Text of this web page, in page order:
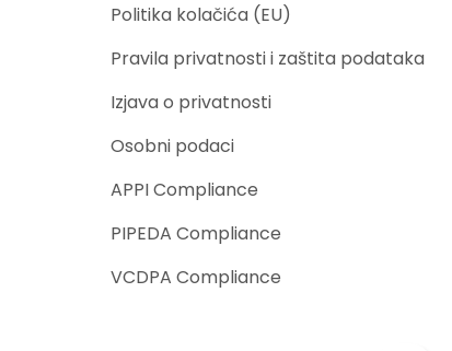
Politika kolačića (EU)
Pravila privatnosti i zaštita podataka
Izjava o privatnosti
Osobni podaci
APPI Compliance
PIPEDA Compliance
VCDPA Compliance